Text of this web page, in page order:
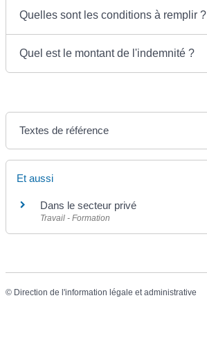
Quelles sont les conditions à remplir ?
Quel est le montant de l'indemnité ?
Textes de référence
Et aussi
Dans le secteur privé
Travail - Formation
© Direction de l'information légale et administrative